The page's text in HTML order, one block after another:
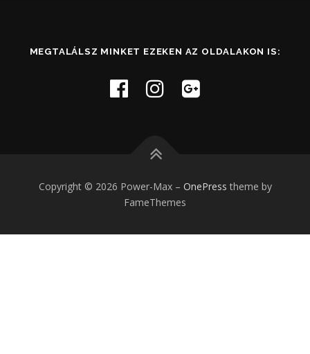
MEGTALÁLSZ MINKET EZEKEN AZ OLDALAKON IS:
Copyright © 2026 Power-Max – OnePress theme by
FameThemes